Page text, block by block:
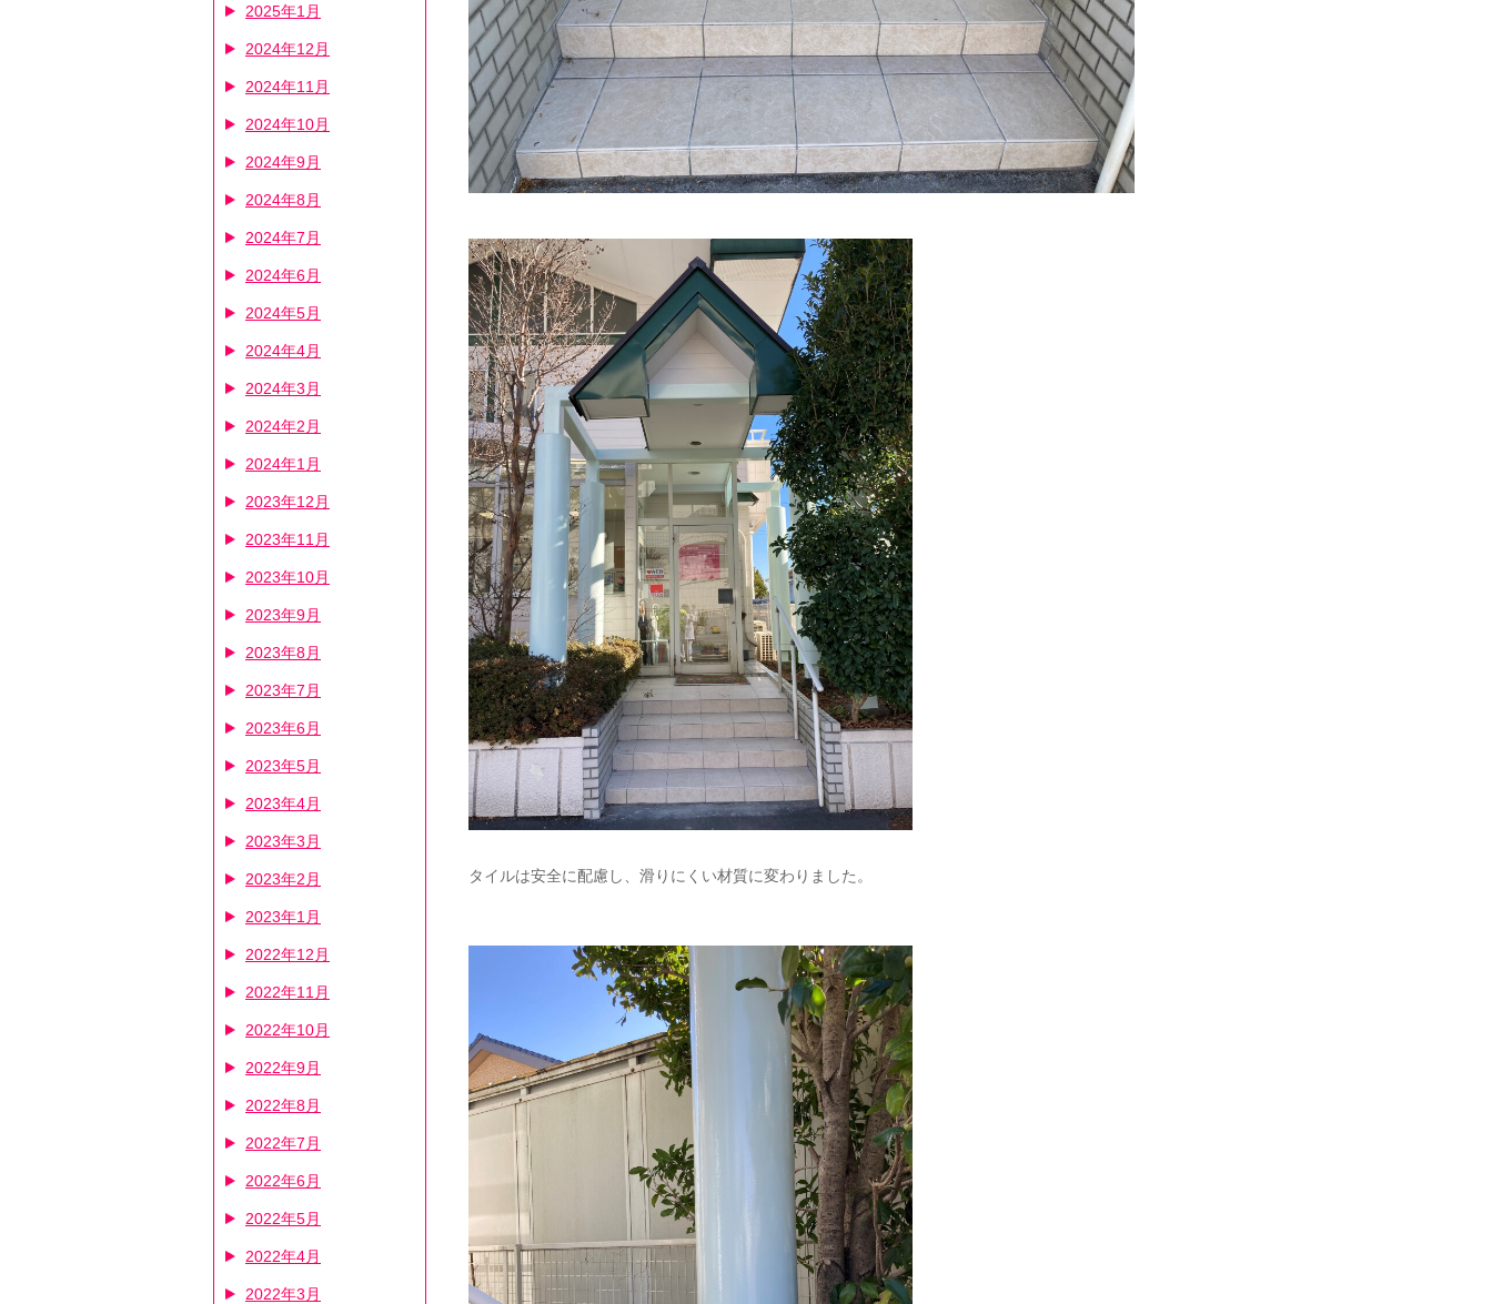
2025年1月
2024年12月
2024年11月
2024年10月
2024年9月
2024年8月
2024年7月
2024年6月
2024年5月
2024年4月
2024年3月
2024年2月
2024年1月
2023年12月
2023年11月
2023年10月
2023年9月
2023年8月
2023年7月
2023年6月
2023年5月
2023年4月
2023年3月
2023年2月
2023年1月
2022年12月
2022年11月
2022年10月
2022年9月
2022年8月
2022年7月
2022年6月
2022年5月
2022年4月
2022年3月
タイルは安全に配慮し、滑りにくい材質に変わりました。